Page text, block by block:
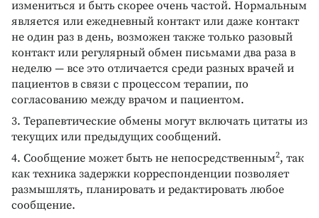
измениться и быть скорее очень частой. Нормальным
является или ежедневный контакт или даже контакт
не один раз в день, возможен также только разовый
контакт или регулярный обмен письмами два раза в
неделю — все это отличается среди разных врачей и
пациентов в связи с процессом терапии, по
согласованию между врачом и пациентом.
3. Терапевтические обмены могут включать цитаты из
текущих или предыдущих сообщений.
4. Сообщение может быть не непосредственным2, так
как техника задержки корреспонденции позволяет
размышлять, планировать и редактировать любое
сообщение.